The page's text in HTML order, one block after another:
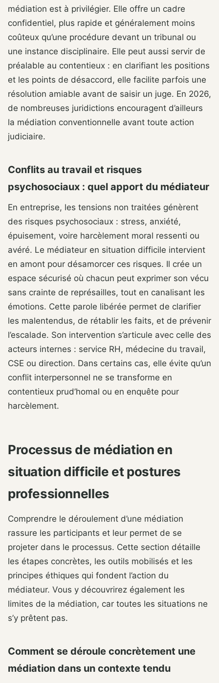
médiation est à privilégier. Elle offre un cadre
confidentiel, plus rapide et généralement moins
coûteux qu’une procédure devant un tribunal ou
une instance disciplinaire. Elle peut aussi servir de
préalable au contentieux : en clarifiant les positions
et les points de désaccord, elle facilite parfois une
résolution amiable avant de saisir un juge. En 2026,
de nombreuses juridictions encouragent d’ailleurs
la médiation conventionnelle avant toute action
judiciaire.
Conflits au travail et risques
psychosociaux : quel apport du médiateur
En entreprise, les tensions non traitées génèrent
des risques psychosociaux : stress, anxiété,
épuisement, voire harcèlement moral ressenti ou
avéré. Le médiateur en situation difficile intervient
en amont pour désamorcer ces risques. Il crée un
espace sécurisé où chacun peut exprimer son vécu
sans crainte de représailles, tout en canalisant les
émotions. Cette parole libérée permet de clarifier
les malentendus, de rétablir les faits, et de prévenir
l’escalade. Son intervention s’articule avec celle des
acteurs internes : service RH, médecine du travail,
CSE ou direction. Dans certains cas, elle évite qu’un
conflit interpersonnel ne se transforme en
contentieux prud’homal ou en enquête pour
harcèlement.
Processus de médiation en
situation difficile et postures
professionnelles
Comprendre le déroulement d’une médiation
rassure les participants et leur permet de se
projeter dans le processus. Cette section détaille
les étapes concrètes, les outils mobilisés et les
principes éthiques qui fondent l’action du
médiateur. Vous y découvrirez également les
limites de la médiation, car toutes les situations ne
s’y prêtent pas.
Comment se déroule concrètement une
médiation dans un contexte tendu